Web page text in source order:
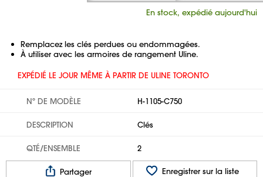
En stock, expédié aujourd'hui
Remplacez les clés perdues ou endommagées.
À utiliser avec les armoires de rangement Uline.
EXPÉDIÉ LE JOUR MÊME À PARTIR DE ULINE TORONTO
Nº DE MODÈLE H-1105-C750
DESCRIPTION Clés
QTÉ/ENSEMBLE 2
Partager Enregistrer sur la liste